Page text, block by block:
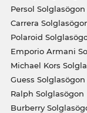
Persol Solglasögon
Carrera
Polaroid
Emporio Armani
Michael Kors
Guess Solglasögon
Ralph Solglasögon
Burberry